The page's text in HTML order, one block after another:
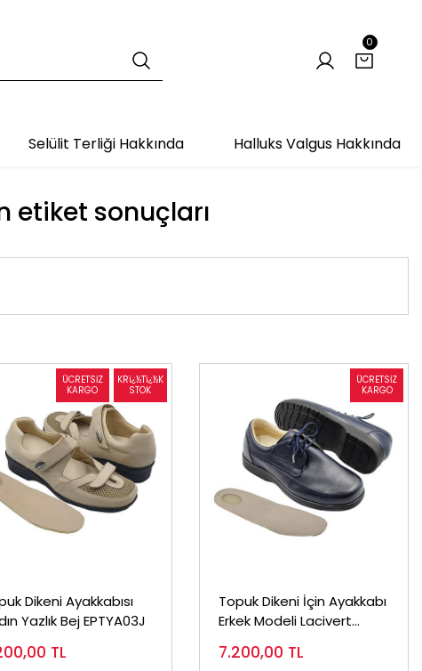
0
Selülit Terliği Hakkında Halluks Valgus Hakkında
etiket sonuçları
Dikeni Ayakkabısı
Yazlık Bej EPTYA03J
TL
Topuk Dikeni İçin Ayakkabı
Erkek Modeli Lacivert
7.200,00 TL